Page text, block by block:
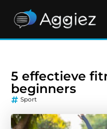
5 effectieve
beginners
Sport